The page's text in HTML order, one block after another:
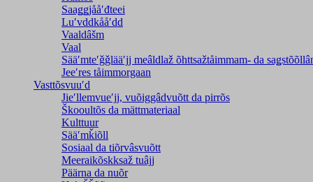
Saaǥǥjååʹđteei
Luʹvddkååʹdd
Vaaldâšm
Vaal
Sääʹmteʹǧǧlääʹjj meâldlaž õhttsažtåimmam- da
Jeeʹres tåimmorgaan
Vasttõsvuuʹd
Jieʹllemvueʹjj, vuõiggâdvuõtt da pirrõs
Škooultõs da mättmateriaal
Kulttuur
Sääʹmǩiõll
Sosiaal da tiõrvâsvuõtt
Meeraikõskksaž tuâjj
Päärna da nuõr